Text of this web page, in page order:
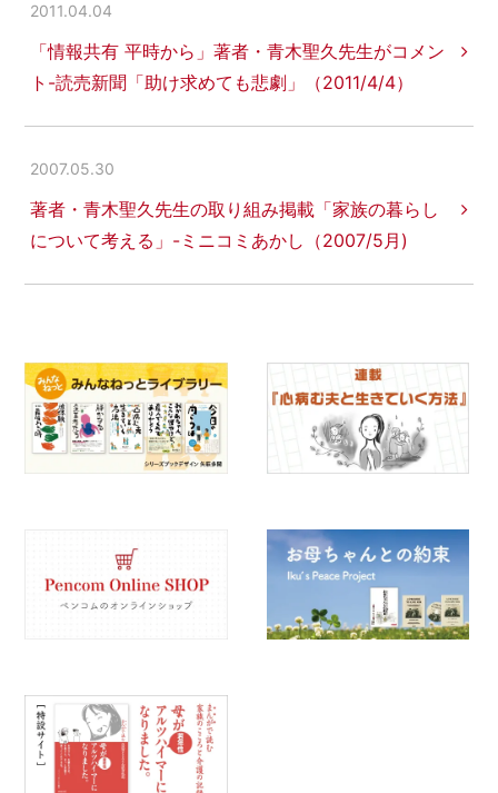
2011.04.04
「情報共有 平時から」著者・青木聖久先生がコメン
ト-読売新聞「助け求めても悲劇」（2011/4/4）
2007.05.30
著者・青木聖久先生の取り組み掲載「家族の暮らし
について考える」-ミニコミあかし（2007/5月)